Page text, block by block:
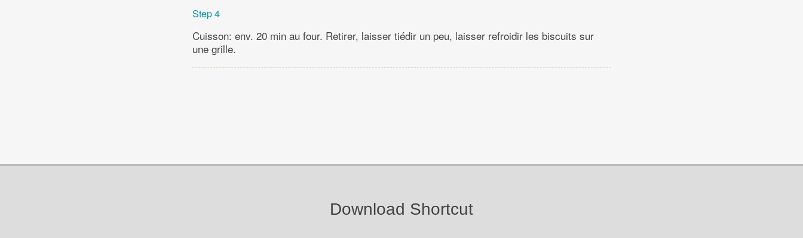
Step 4
Cuisson: env. 20 min au four. Retirer, laisser tiédir un peu, laisser refroidir les biscuits sur
une grille.
Download Shortcut